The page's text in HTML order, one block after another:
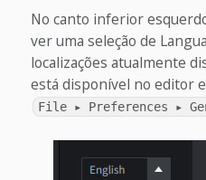
No canto inferior
ver uma seleção de
localizações atualmente
está disponível no editor
File ▸ Preferences ▸